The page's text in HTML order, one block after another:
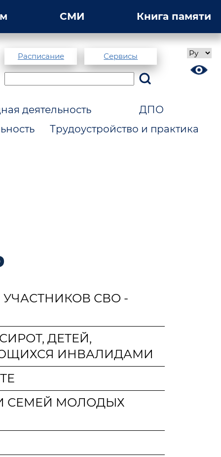
СМИ Книга памяти
Расписание Сервисы
деятельность
ДПО
Трудоустройство и практика
СВО -
ДЕТЕЙ,
ИНВАЛИДАМИ
СЕМЕЙ МОЛОДЫХ